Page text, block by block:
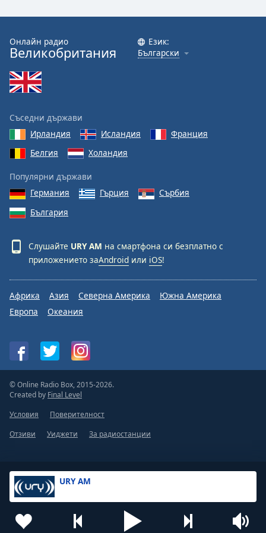
URY AM
Онлайн радио
Великобритания
Език:
Български
Съседни държави
Ирландия
Исландия
Франция
Белгия
Холандия
Популярни държави
Германия
Гърция
Сърбия
България
Слушайте URY AM на смартфона си безплатно с
приложението заAndroid или iOS!
Африка Азия Северна Америка
Южна Америка
Европа
Океания
© Online Radio Box, 2015-2026.
Created by Final Level
Условия
Поверителност
Отзиви
Уиджети За радиостанции